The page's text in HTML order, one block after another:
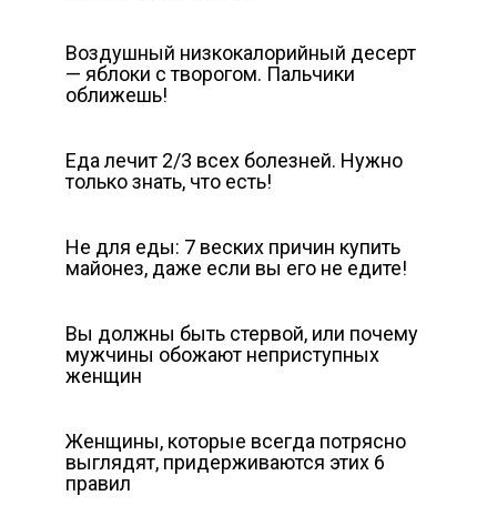
Воздушный низкокалорийный десерт
— яблоки с творогом. Пальчики
оближешь!
Еда лечит 2/3 всех болезней. Нужно
только знать, что есть!
Не для еды: 7 веских причин купить
майонез, даже если вы его не едите!
Вы должны быть стервой, или почему
мужчины обожают неприступных
женщин
Женщины, которые всегда потрясно
выглядят, придерживаются этих 6
правил